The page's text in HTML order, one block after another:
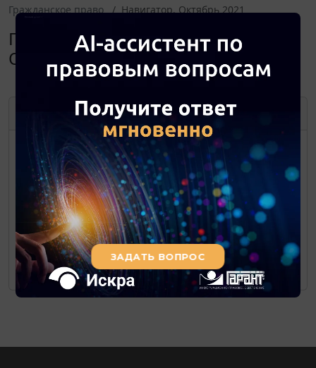
Гражданское право
Навигатор. Октябрь 2021
Гражданское право. Навигатор.
Октябрь 2021
ОКТЯБРЬ
2021
ВТ СР ЧТ ПТ
2
3
4
5 6 7 8
11
12 13 14 15 16
18
19 20 21 22 23
24
25
26 27 28 29 30